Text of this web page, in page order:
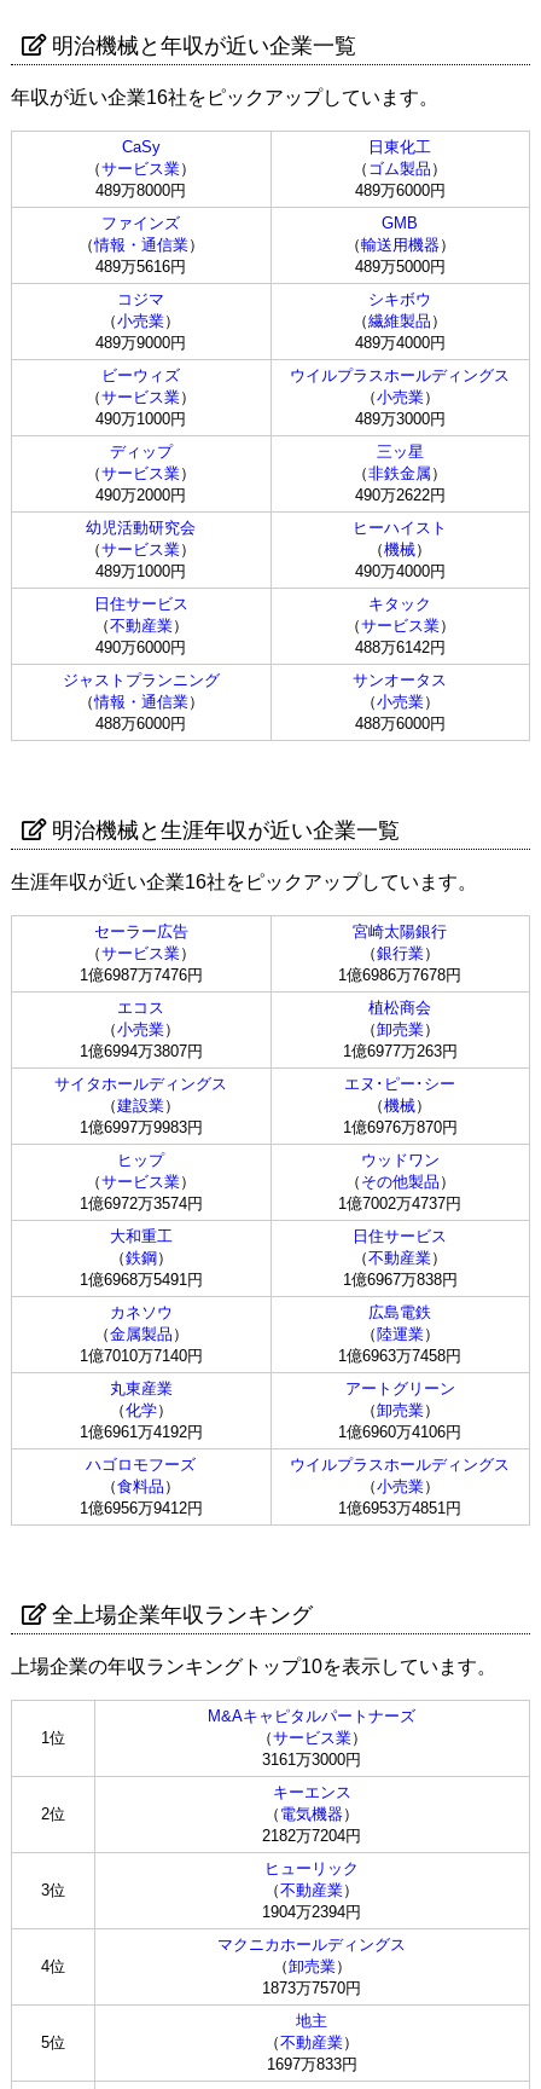
明治機械と年収が近い企業一覧
年収が近い企業16社をピックアップしています。
CaSy
（サービス業）
489万8000円
日東化工
（ ゴム製品 ）
489万6000円
ファインズ
（情報・通信業）
489万5616円
GMB
（輸送用機器）
489万5000円
コジマ
（小売業）
489万9000円
シキボウ
（繊維製品 ）
489万4000円
ビーウィズ
（サービス業）
490万1000円
ウイルプラスホールディングス
（小売業）
489万3000円
ディップ
（サービス業）
490万2000円
三ッ星
（非鉄金属）
490万2622円
幼児活動研究会
（サービス業）
489万1000円
ヒーハイスト
（機械）
490万4000円
日住サービス
（不動産業）
490万6000円
キタック
（サービス業）
488万6142円
ジャストプランニング
（情報・通信業）
488万6000円
サンオータス
（小売業）
488万6000円
明治機械と生涯年収が近い企業一覧
生涯年収が近い企業16社をピックアップしています。
セーラー広告
（サービス業）
1億6987万7476円
宮崎太陽銀行
（銀行業）
1億6986万7678円
エコス
（小売業）
1億6994万3807円
植松商会
（卸売業）
1億6977万263円
サイタホールディングス
（建設業）
1億6997万9983円
エヌ･ピー･シー
（機械）
1億6976万870円
ヒップ
（サービス業）
1億6972万3574円
ウッドワン
（ その他製品 ）
1億7002万4737円
大和重工
（鉄鋼）
1億6968万5491円
日住サービス
（不動産業）
1億6967万838円
カネソウ
（金属製品 ）
1億7010万7140円
広島電鉄
（ 陸運業）
1億6963万7458円
丸東産業
（化学）
1億6961万4192円
アートグリーン
（卸売業）
1億6960万4106円
ハゴロモフーズ
（食料品 ）
1億6956万9412円
ウイルプラスホールディングス
（小売業）
1億6953万4851円
全上場企業年収ランキング
上場企業の年収ランキングトップ10を表示しています。
1位
M&Aキャピタルパートナーズ
（サービス業）
3161万3000円
2位
キーエンス
（ 電気機器）
2182万7204円
3位
ヒューリック
（不動産業）
1904万2394円
4位
マクニカホールディングス
（卸売業）
1873万7570円
5位
地主
（不動産業）
1697万833円